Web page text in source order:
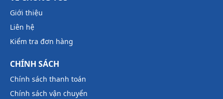
Giới thiệu
Liên hệ
Kiểm tra đơn hàng
CHÍNH SÁCH
Chính sách thanh toán
Chính sách vận chuyển